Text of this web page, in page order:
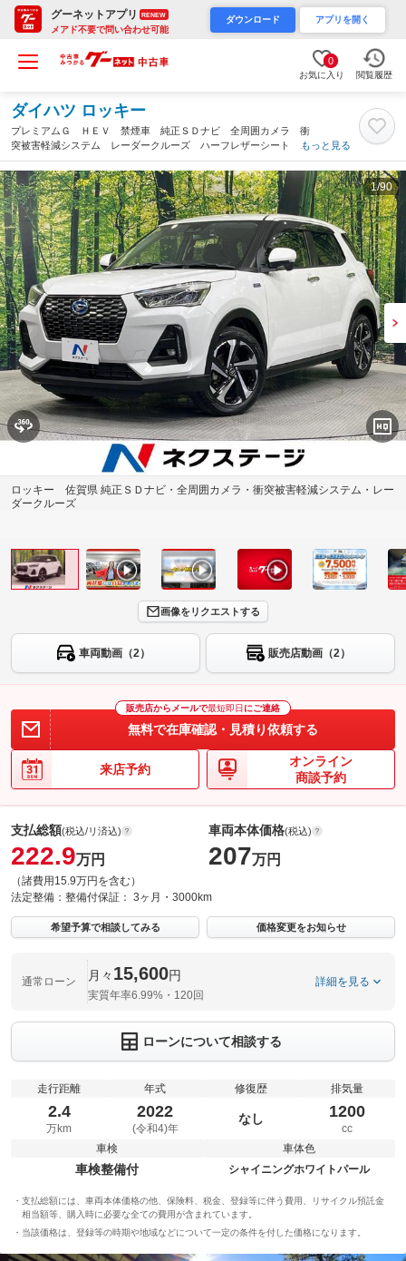
グーネットアプリ RENEW
メアド不要で問い合わせ可能
ダウンロード アプリを開く
0
お気に入り 閲覧履歴
ダイハツ ロッキー
プレミアムＧ ＨＥＶ 禁煙車 純正ＳＤナビ 全周囲カメラ 衝
突被害軽減システム レーダークルーズ ハーフレザーシート ド
ラレコ コーナーセンサー ＬＥＤヘッド ビルトインＥＴＣ 純
正１７インチアルミ スマートキー（佐賀県）
もっと見る
1/90
ロッキー 佐賀県 純正ＳＤナビ・全周囲カメラ・衝突被害軽減システム・レー
ダークルーズ
画像をリクエストする
車両動画（2） 販売店動画（2）
販売店からメールで最短即日 にご連絡
無料で在庫確認・見積り依頼する
来店予約
オンライン
商談予約
支払総額(税込/リ済込)
222.9万円
（諸費用15.9万円を含む）
車両本体価格(税込)
207万円
法定整備： 整備付保証： 3ヶ月・3000km
希望予算で相談してみる 価格変更をお知らせ
通常ローン 月々 15,600円
実質年率6.99%・120回
詳細を見る
ローンについて相談する
走行距離
2.4
万km
年式
2022
(令和4)年
修復歴
なし
排気量
1200
cc
車検
車検整備付
車体色
シャイニングホワイトパール
支払総額には、車両本体価格の他、保険料、税金、登録等に伴う費用、リサイクル預託金
相当額等、購入時に必要な全ての費用が含まれています。
当該価格は、登録等の時期や地域などについて一定の条件を付した価格になります。